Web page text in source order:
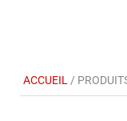
ACCUEIL /